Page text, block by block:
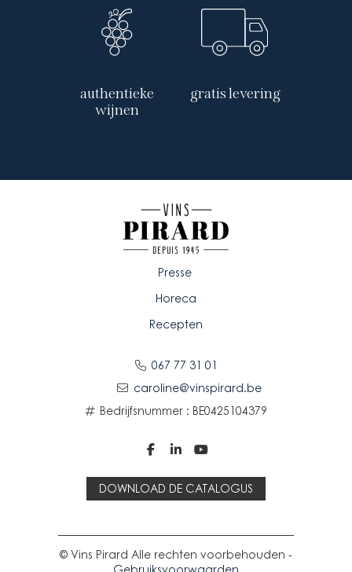
authentieke
wijnen
gratis levering
067 77 31 01
caroline@vinspirard.be
Bedrijfsnummer : BE0425104379
Presse
Horeca
Recepten
  
DOWNLOAD DE CATALOGUS
© Vins Pirard Alle rechten voorbehouden -
Gebruiksvoorwaarden